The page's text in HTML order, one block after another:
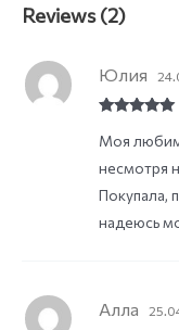
Reviews (2)
of 5
Юлия
Моя
несмотря
Покупала,
надеюсь
Алла